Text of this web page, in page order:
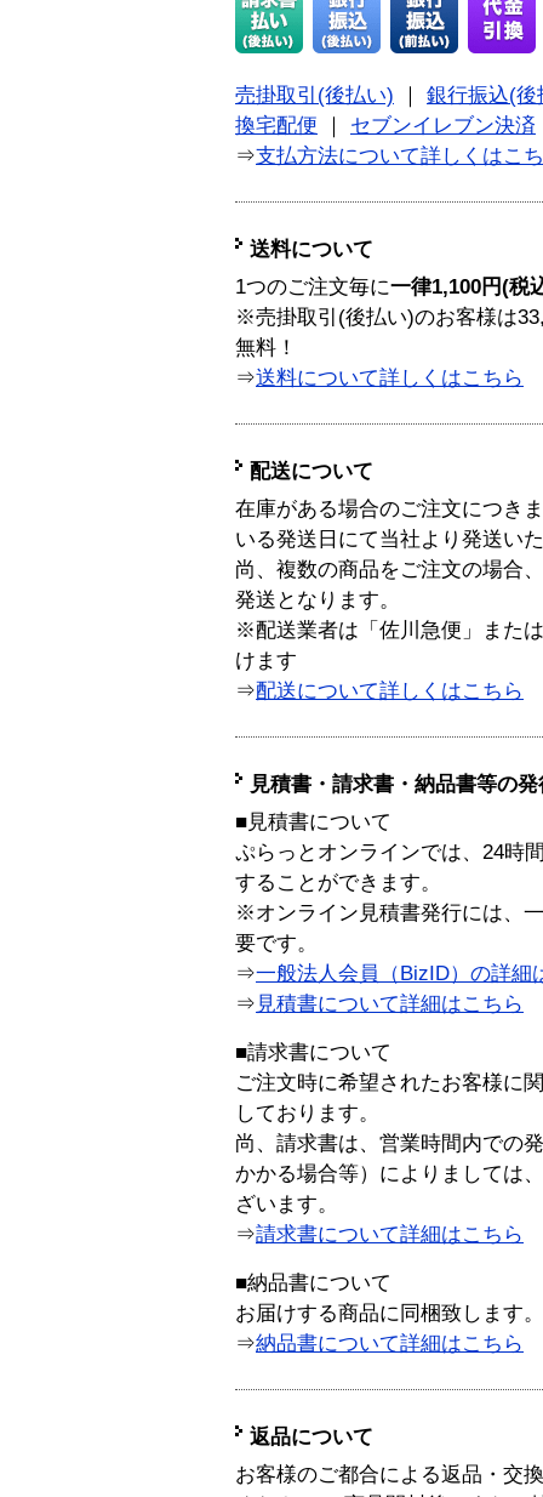
売掛取引(後払い)
銀行振込(後
換宅配便
セブンイレブン決済
⇒支払方法について詳しくはこ
送料について
1つのご注文毎に一律1,100円(税
※売掛取引(後払い)のお客様は
無料！
⇒送料について詳しくはこちら
配送について
在庫がある場合のご注文につき
いる発送日にて当社より発送い
尚、複数の商品をご注文の場合
発送となります。
※配送業者は「佐川急便」また
けます
⇒配送について詳しくはこちら
見積書・請求書・納品書等の
■見積書について
ぷらっとオンラインでは、24時
することができます。
※オンライン見積書発行には、
要です。
⇒一般法人会員（BizID）の詳細
⇒ 見積書について詳細はこちら
■請求書について
ご注文時に希望されたお客様に
しております。
尚、請求書は、営業時間内での
かかる場合等）によりましては
ざいます。
⇒請求書について詳細はこちら
■納品書について
お届けする商品に同梱致します。
⇒納品書について詳細はこちら
返品について
お客様のご都合による返品・交